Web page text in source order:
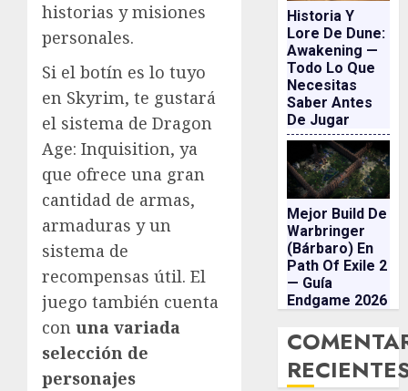
historias y misiones
personales.
Si el botín es lo tuyo
en Skyrim, te gustará
el sistema de Dragon
Age: Inquisition, ya
que ofrece una gran
cantidad de armas,
armaduras y un
sistema de
recompensas útil. El
juego también cuenta
con una variada
selección de
personajes
Historia Y
Lore De Dune:
Awakening —
Todo Lo Que
Necesitas
Saber Antes
De Jugar
Mejor Build De
Warbringer
(Bárbaro) En
Path Of Exile 2
— Guía
Endgame 2026